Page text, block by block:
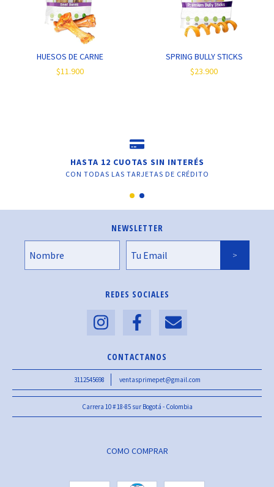
HUESOS DE CARNE
$11.900
SPRING BULLY STICKS
$23.900
HASTA 12 CUOTAS SIN INTERÉS
CON TODAS LAS TARJETAS DE CRÉDITO
NEWSLETTER
REDES SOCIALES
CONTACTANOS
3112545698 ventasprimepet@gmail.com
Carrera 10 # 18-85 sur Bogotá - Colombia
COMO COMPRAR